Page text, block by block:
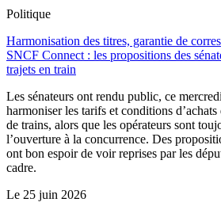
Politique
Harmonisation des titres, garantie de
SNCF Connect : les propositions des
trajets en train
Les sénateurs ont rendu public, ce
harmoniser les tarifs et conditions d’achats
de trains, alors que les opérateurs sont
l’ouverture à la concurrence. Des
ont bon espoir de voir reprises par les
cadre.
Le 25 juin 2026